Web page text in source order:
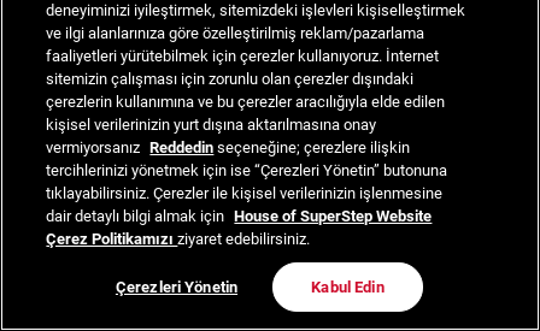
deneyiminizi iyileştirmek, sitemizdeki işlevleri kişiselleştirmek
ve ilgi alanlarınıza göre özelleştirilmiş reklam/pazarlama
faaliyetleri yürütebilmek için çerezler kullanıyoruz. İnternet
sitemizin çalışması için zorunlu olan çerezler dışındaki
çerezlerin kullanımına ve bu çerezler aracılığıyla elde edilen
kişisel verilerinizin yurt dışına aktarılmasına onay
vermiyorsanız Reddedin seçeneğine; çerezlere ilişkin
tercihlerinizi yönetmek için ise “Çerezleri Yönetin” butonuna
tıklayabilirsiniz. Çerezler ile kişisel verilerinizin işlenmesine
dair detaylı bilgi almak için House of SuperStep Website
Çerez Politikamızıziyaret edebilirsiniz.
Çerezleri Yönetin Kabul Edin